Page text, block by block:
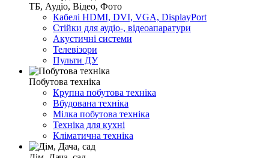
ТБ, Аудіо, Відео, Фото
Кабелі HDMI, DVI, VGA, DisplayPort
Стійки для аудіо-, відеоапаратури
Акустичні системи
Телевізори
Пульти ДУ
Побутова техніка
Крупна побутова техніка
Вбудована техніка
Мілка побутова техніка
Техніка для кухні
Кліматична техніка